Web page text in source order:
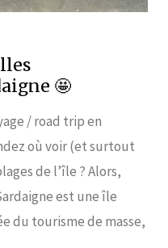
🤩
/ road trip en
où voir (et surtout
de l’île ? Alors,
est une île
du tourisme de masse,